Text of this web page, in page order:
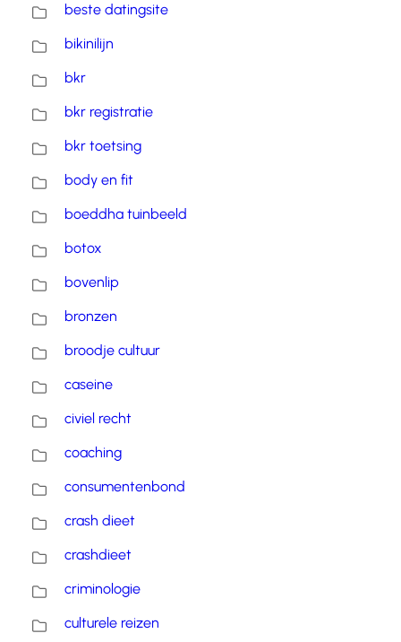
beste datingsite
bikinilijn
bkr
bkr registratie
bkr toetsing
body en fit
boeddha tuinbeeld
botox
bovenlip
bronzen
broodje cultuur
caseine
civiel recht
coaching
consumentenbond
crash dieet
crashdieet
criminologie
culturele reizen